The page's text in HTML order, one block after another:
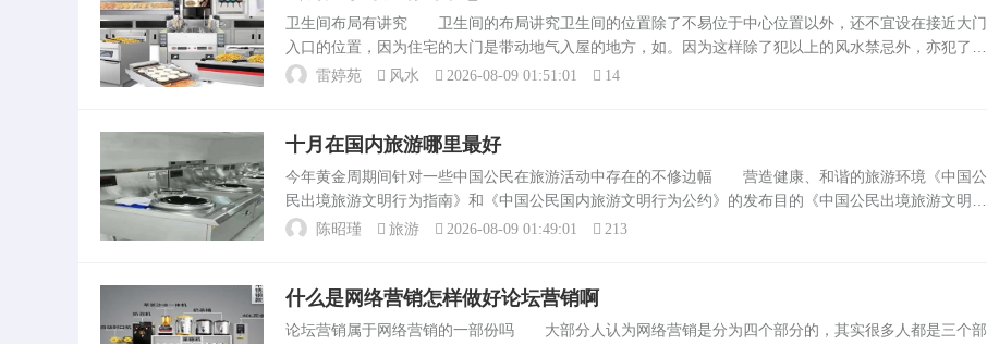
卫生间布局有讲究 卫生间的布局讲究卫生间的位置除了不易位于中心位置以外，还不宜设在接近大门
入口的位置，因为住宅的大门是带动地气入屋的地方，如。因为这样除了犯以上的风水禁忌外，亦犯了门
冲煞，导致宅运不好。住宅所住之人财运也较差；卫生间不宜在走廊的尽头，因为建筑成本的关系，城
雷婷苑 风水 2026-08-09 01:51:01 14
十月在国内旅游哪里最好
今年黄金周期间针对一些中国公民在旅游活动中存在的不修边幅 营造健康、和谐的旅游环境《中国公
民出境旅游文明行为指南》和《中国公民国内旅游文明行为公约》的发布目的《中国公民出境旅游文明行
为指南》和《中国公民国内旅游文明行为公约》的发布，是为了营造健康、和谐的旅游环境。这一举措旨
陈昭瑾 旅游 2026-08-09 01:49:01 213
什么是网络营销怎样做好论坛营销啊
论坛营销属于网络营销的一部份吗 大部分人认为网络营销是分为四个部分的，其实很多人都是三个部